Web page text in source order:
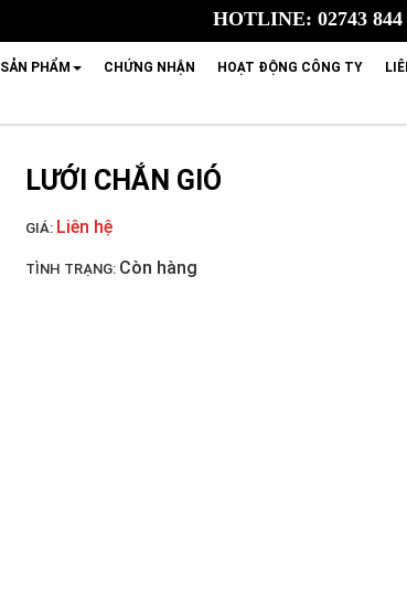
HOTLINE: 02743 844
SẢN PHẨM CHỨNG NHẬN HOẠT ĐỘNG CÔNG TY
LƯỚI CHẮN GIÓ
GIÁ: Liên hệ
TÌNH TRẠNG: Còn hàng